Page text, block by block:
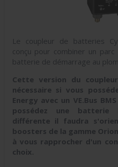
Le coupleur de batteries
conçu pour combiner un
batterie de démarrage au
Cette version du
nécessaire si vous
Energy avec un VE.Bus
possédez une batterie
différente il faudra
boosters de la gamme
à vous rapprocher d'un
choix.